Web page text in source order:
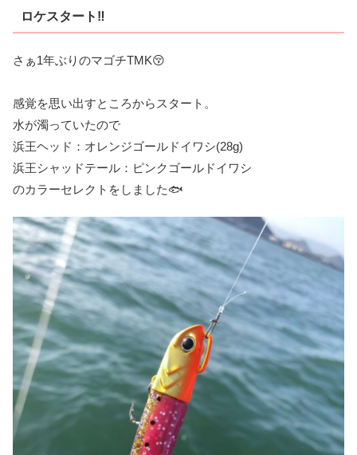
ロケスタート‼️
さぁ1年ぶりのマゴチTMK😚
感覚を思い出すところからスタート。
水が濁っていたので
浜王ヘッド：オレンジゴールドイワシ(28g)
浜王シャッドテール：ピンクゴールドイワシ
のカラーセレクトをしました🐟